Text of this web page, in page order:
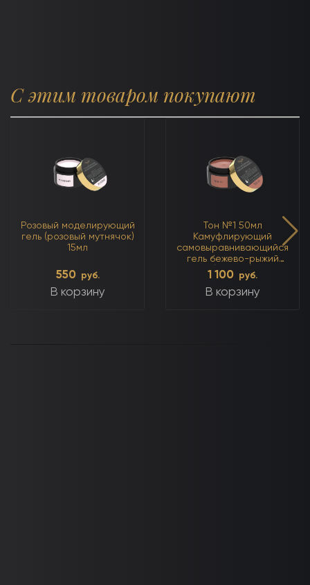
С этим товаром покупают
Розовый моделирующий
гель (розовый мутнячок)
15мл
550 руб.
В корзину
Тон №1 50мл
Камуфлирующий
самовыравнивающийся
гель бежево-рыжий
(тёплый)
1 100 руб.
В корзину